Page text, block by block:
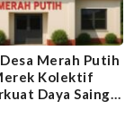
Merah Putih
Kolektif
Daya Saing